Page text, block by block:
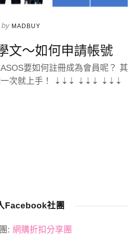
by MADBUY
文～如何申請帳號
要如何註冊成為會員呢？ 其
一次就上手！ ⇣⇣⇣ ⇣⇣⇣ ⇣⇣⇣
Facebook社團
: 網購折扣分享團